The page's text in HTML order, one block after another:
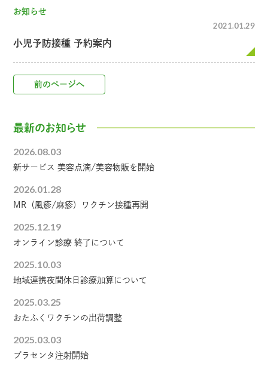
お知らせ
2021.01.29
小児予防接種 予約案内
前のページへ
最新のお知らせ
2026.08.03
新サービス 美容点滴/美容物販を開始
2026.01.28
MR（風疹/麻疹）ワクチン接種再開
2025.12.19
オンライン診療 終了について
2025.10.03
地域連携夜間休日診療加算について
2025.03.25
おたふくワクチンの出荷調整
2025.03.03
プラセンタ注射開始